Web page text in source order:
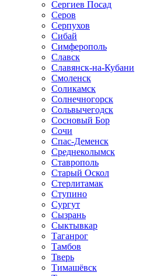
Сергиев Посад
Серов
Серпухов
Сибай
Симферополь
Славск
Славянск-на-Кубани
Смоленск
Соликамск
Солнечногорск
Сольвычегодск
Сосновый Бор
Сочи
Спас-Деменск
Среднеколымск
Ставрополь
Старый Оскол
Стерлитамак
Ступино
Сургут
Сызрань
Сыктывкар
Таганрог
Тамбов
Тверь
Тимашёвск